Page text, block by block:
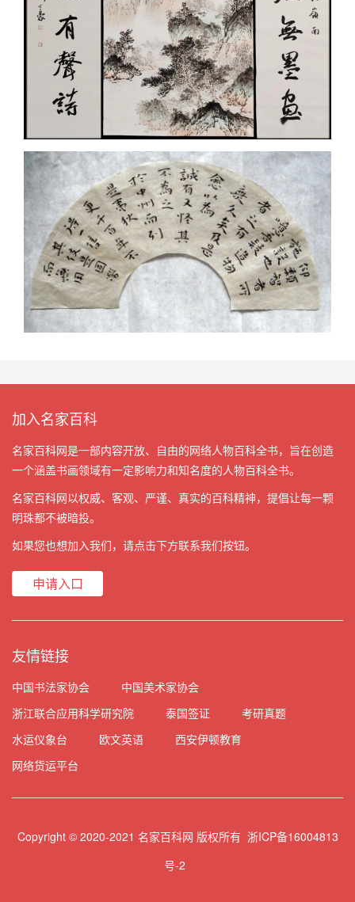
加入名家百科
名家百科网是一部内容开放、自由的网络人物百科全书，旨在创造
一个涵盖书画领域有一定影响力和知名度的人物百科全书。
名家百科网以权威、客观、严谨、真实的百科精神，提倡让每一颗
明珠都不被暗投。
如果您也想加入我们，请点击下方联系我们按钮。
申请入口
友情链接
中国书法家协会
中国美术家协会
浙江联合应用科学研究院
泰国签证
考研真题
水运仪象台
欧文英语
西安伊顿教育
网络货运平台
Copyright © 2020-2021 名家百科网 版权所有 浙ICP备16004813
号-2